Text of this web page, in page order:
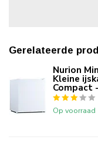
Gerelateerde
Nurion
Kleine
Compact
Op voorraad